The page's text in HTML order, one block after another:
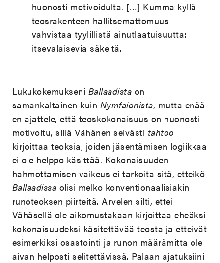
huonosti motivoidulta. […] Kumma kyllä
teosrakenteen hallitsemattomuus
vahvistaa tyylillistä ainutlaatuisuutta:
itsevalaisevia säkeitä.
Lukukokemukseni Ballaadista on
samankaltainen kuin Nymfaionista, mutta enää
en ajattele, että teoskokonaisuus on huonosti
motivoitu, sillä Vähänen selvästi tahtoo
kirjoittaa teoksia, joiden jäsentämisen logiikkaa
ei ole helppo käsittää. Kokonaisuuden
hahmottamisen vaikeus ei tarkoita sitä, etteikö
Ballaadissa olisi melko konventionaalisiakin
runoteoksen piirteitä. Arvelen silti, ettei
Vähäsellä ole aikomustakaan kirjoittaa eheäksi
kokonaisuudeksi käsitettävää teosta ja etteivät
esimerkiksi osastointi ja runon määrämitta ole
aivan helposti selitettävissä. Palaan ajatuksiini